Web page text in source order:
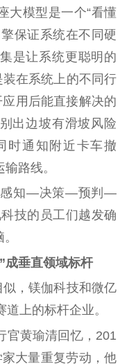
职称评审
作品著作权
登记服务
服务管理
新闻发布工作备
政工继续教育学
习平台
申报系统
大模型是一个“看懂
保证系统在不同硬
是让系统更聪明的
在系统上的不同行
用后能直接解决的
出边坡有滑坡风险
时通知附近卡车撤
路线。
感知—决策—预判—
技的员工们越发确
成垂直领域标杆
，镁伽科技和微亿
上的标杆企业。
黄瑜清回忆，201
大量重复劳动，他